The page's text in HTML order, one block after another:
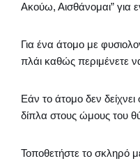
Ακούω, Αισθάνομαι” για
Για ένα άτομο με
πλάι καθώς περιμένετε
Εάν το άτομο δεν
δίπλα στους ώμους του
Τοποθετήστε το σκληρό